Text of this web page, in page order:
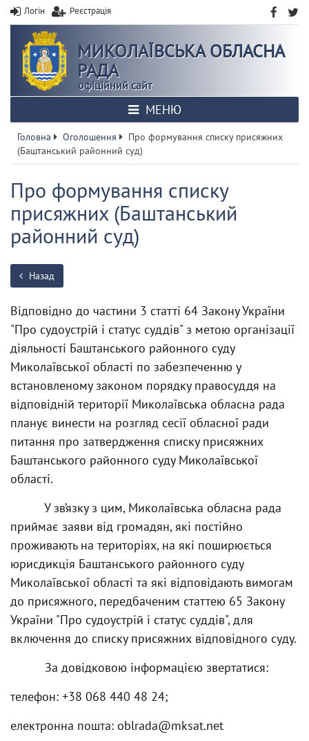
Логін Реєстрація
МИКОЛАЇВСЬКА ОБЛАСНА
РАДА
офіційний сайт
МЕНЮ
Головна Оголошення
Про формування списку присяжних
(Баштанський районний суд)
Про формування списку
присяжних (Баштанський
районний суд)
Назад
Відповідно до частини 3 статті 64 Закону України
"Про судоустрій і статус суддів" з метою організації
діяльності Баштанського районного суду
Миколаївської області по забезпеченню у
встановленому законом порядку правосуддя на
відповідній території Миколаївська обласна рада
планує винести на розгляд сесії обласної ради
питання про затвердження списку присяжних
Баштанського районного суду Миколаївської
області.
У зв’язку з цим, Миколаївська обласна рада
приймає заяви від громадян, які постійно
проживають на територіях, на які поширюється
юрисдикція Баштанського районного суду
Миколаївської області та які відповідають вимогам
до присяжного, передбаченим статтею 65 Закону
України "Про судоустрій і статус суддів", для
включення до списку присяжних відповідного суду.
За довідковою інформацією звертатися:
телефон: +38 068 440 48 24;
електронна пошта: oblrada@mksat.net